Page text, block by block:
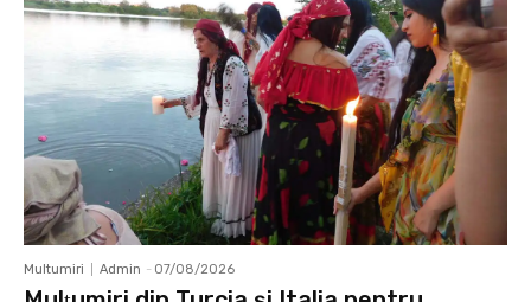
Multumiri Admin - 07/08/2026